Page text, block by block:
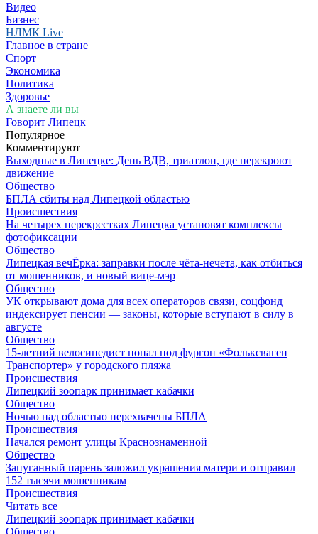
Видео
Бизнес
НЛМК Live
Главное в стране
Спорт
Экономика
Политика
Здоровье
А знаете ли вы
Говорит Липецк
Популярное
Комментируют
Выходные в Липецке: День ВДВ, триатлон, где перекроют
движение
Общество
БПЛА сбиты над Липецкой областью
Происшествия
На четырех перекрестках Липецка установят комплексы
фотофиксации
Общество
Липецкая вечЁрка: заправки после чёта-нечета, как отбиться
от мошенников, и новый вице-мэр
Общество
УК открывают дома для всех операторов связи, соцфонд
индексирует пенсии — законы, которые вступают в силу в
августе
Общество
15-летний велосипедист попал под фургон «Фольксваген
Транспортер» у городского пляжа
Происшествия
Липецкий зоопарк принимает кабачки
Общество
Ночью над областью перехвачены БПЛА
Происшествия
Начался ремонт улицы Краснознаменной
Общество
Запуганный парень заложил украшения матери и отправил
152 тысячи мошенникам
Происшествия
Читать все
Липецкий зоопарк принимает кабачки
Общество